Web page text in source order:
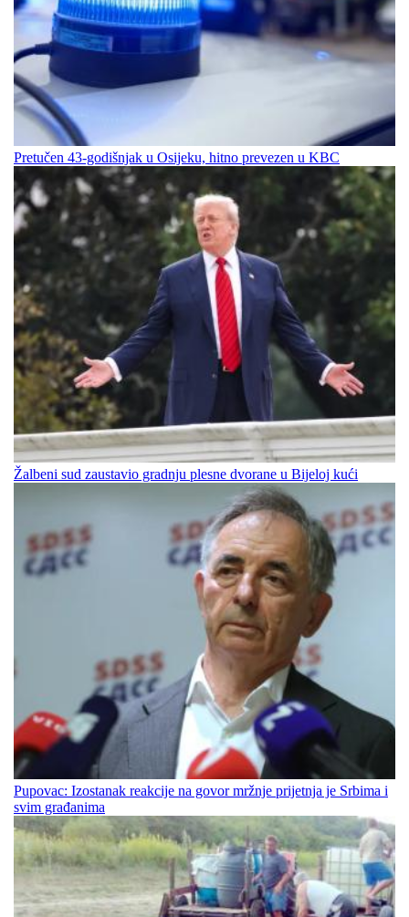
Pretučen 43-godišnjak u Osijeku, hitno prevezen u KBC
Žalbeni sud zaustavio gradnju plesne dvorane u Bijeloj kući
Pupovac: Izostanak reakcije na govor mržnje prijetnja je Srbima i
svim građanima